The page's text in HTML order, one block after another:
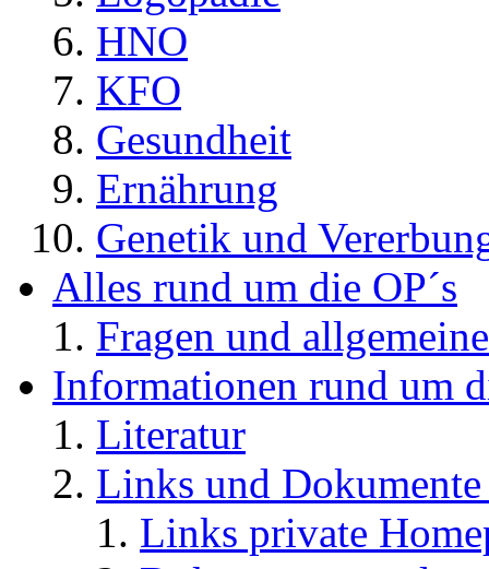
HNO
KFO
Gesundheit
Ernährung
Genetik und
Alles rund um die OP´s
Fragen und
Informationen rund um
Literatur
Links und
Links private